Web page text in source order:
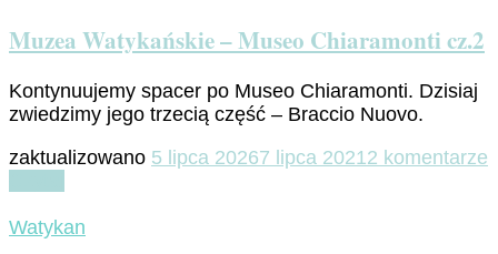
Kościół
wybiera
Muzea Watykańskie – Museo Chiaramonti cz.2
Kontynuujemy spacer po Museo Chiaramonti. Dzisiaj
zwiedzimy jego trzecią część – Braccio Nuovo.
zaktualizowano 5 lipca 20267 lipca 20212 komentarze
Watykan